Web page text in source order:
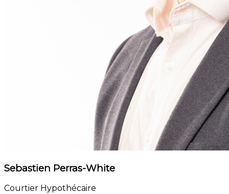
Sebastien Perras-White
Courtier Hypothécaire